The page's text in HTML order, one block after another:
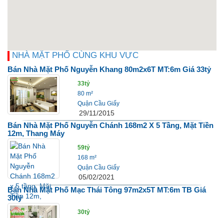
NHÀ MẶT PHỐ CÙNG KHU VỰC
Bán Nhà Mặt Phố Nguyễn Khang 80m2x6T MT:6m Giá 33tỷ
33tỷ
80 m²
Quận Cầu Giấy
29/11/2015
Bán Nhà Mặt Phố Nguyễn Chánh 168m2 X 5 Tầng, Mặt Tiền
12m, Thang Máy
59tỷ
168 m²
Quận Cầu Giấy
05/02/2021
Bán Nhà Mặt Phố Mạc Thái Tông 97m2x5T MT:6m TB Giá
30tỷ
30tỷ